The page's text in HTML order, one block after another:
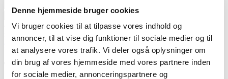
Denne hjemmeside bruger cookies
Vi bruger cookies til at tilpasse vores indhold og
annoncer, til at vise dig funktioner til sociale medier og til
at analysere vores trafik. Vi deler også oplysninger om
din brug af vores hjemmeside med vores partnere inden
for sociale medier, annonceringspartnere og
accepterer, at Thermia registrerer mine kontaktoplysninger for min
* Læs mere om, hvordan Thermia håndterer dine personlige
data.
Tak! Vi vender tilbage snarest.